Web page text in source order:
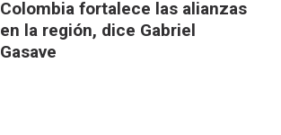
Colombia fortalece las alianzas
en la región, dice Gabriel
Gasave